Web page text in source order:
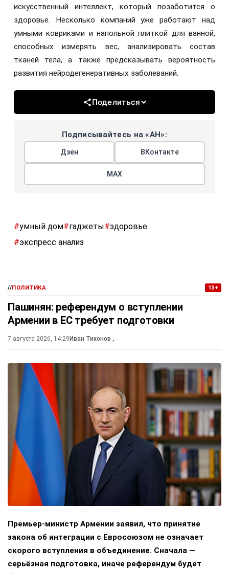
искусственный интеллект, который позаботится о
здоровье. Несколько компаний уже работают над
умными ковриками и напольной плиткой для ванной,
способных измерять вес, анализировать состав
тканей тела, а также предсказывать вероятность
развития нейродегенеративных заболеваний.
Поделиться
Подписывайтесь на «АН»:
Дзен ВКонтакте
МАХ
#умный дом#гаджеты#здоровье
#экспресс анализ
//ПОЛИТИКА 13+
Пашинян: референдум о вступлении
Армении в ЕС требует подготовки
7 августа 2026, 14:29 Иван Тихонов ,
Премьер-министр Армении заявил, что принятие
закона об интеграции с Евросоюзом не означает
скорого вступления в объединение. Сначала —
серьёзная подготовка, иначе референдум будет